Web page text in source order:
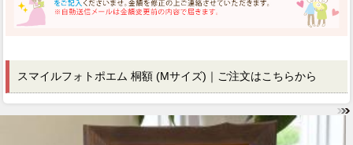
スマイルフォトポエム 桐額 (Mサイズ)｜ご注文はこちらから